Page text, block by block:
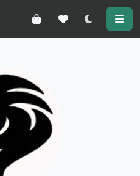
Darkmode